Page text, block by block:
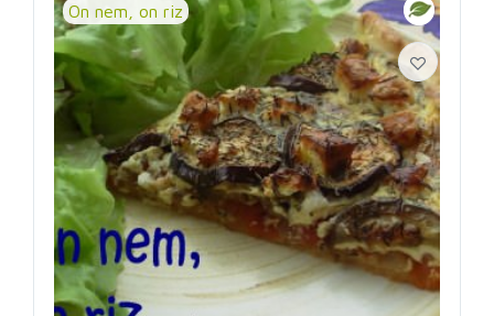
On nem, on riz